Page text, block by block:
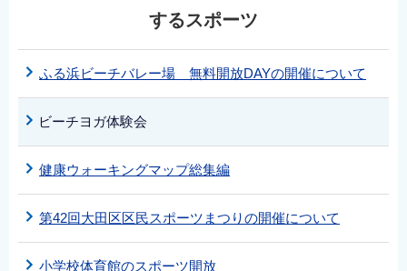
するスポーツ
ふる浜ビーチバレー場 無料開放DAYの開催について
ビーチヨガ体験会
健康ウォーキングマップ総集編
第42回大田区区民スポーツまつりの開催について
小学校体育館のスポーツ開放